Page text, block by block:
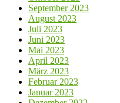
September 2023
August 2023
Juli 2023
Juni 2023
Mai 2023
April 2023
März 2023
Februar 2023
Januar 2023